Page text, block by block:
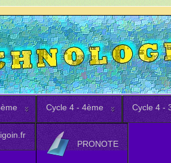
Cycle 4 - 4ème Cycle 4 -
PRONOTE